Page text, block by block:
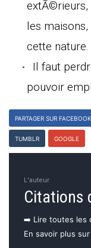
extÃ©rieurs,
les
cette nature.
Il faut
pouvoir
PARTAGER SUR FACEBOOK
TUMBLR GOOGLE
L'auteur
Citations
➡️ Lire toutes les
En savoir plus